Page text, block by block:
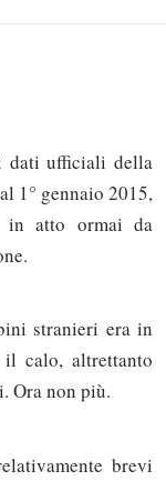
ufficiali della
1° gennaio 2015,
in atto ormai da
stranieri era in
il calo, altrettanto
Ora non più.
brevi